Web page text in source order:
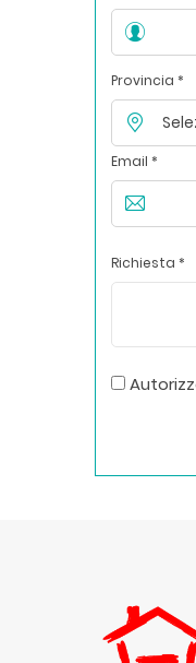
Provincia *
Email *
Richiesta *